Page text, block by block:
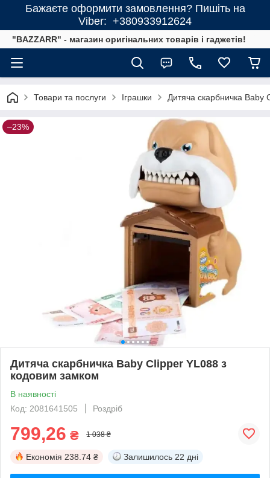
Бажаєте оформити замовлення? Пишіть на
Viber: +380933912624
"BAZZARR" - магазин оригінальних товарів і гаджетів!
Товари та послуги Іграшки Дитяча скарбничка Baby
–23%
Дитяча скарбничка Baby Clipper YL088 з
кодовим замком
В наявності
Код: 2081641505
Роздріб
799,26 ₴ 1 038 ₴
Економія 238.74 ₴ Залишилось 22 дні